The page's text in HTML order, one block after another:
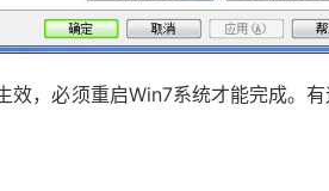
，必须重启Win7系统才能完成。有